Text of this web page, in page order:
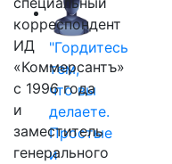
"Гордитесь
тем,
что вы
делаете.
Простые
и
корреспондент
ИД
«Коммерсантъ»
с 1996 года
и
заместитель
генерального